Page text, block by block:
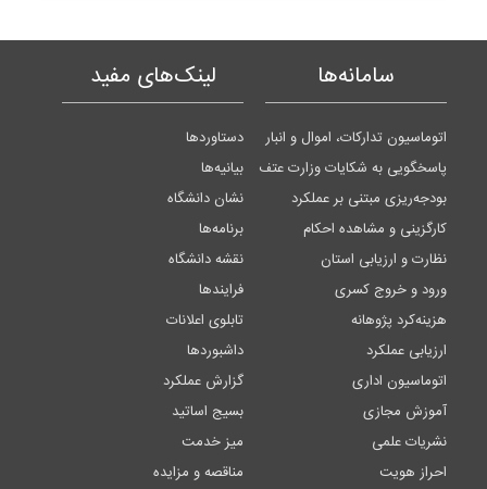
سامانه‌ها
اتوماسیون تدارکات، اموال و انبار
پاسخگویی به شکایات وزارت عتف
بودجه‌ریزی مبتنی بر عملکرد
کارگزینی و مشاهده احکام
نظارت و ارزیابی استان
ورود و خروج کسری
هزینه‌کرد پژوهانه
ارزیابی عملکرد
اتوماسیون اداری
آموزش مجازی
نشریات علمی
احراز هویت
لینک‌های مفید
دستاوردها
بیانیه‌ها
نشان دانشگاه
برنامه‌ها
نقشه دانشگاه
فرایندها
تابلوی اعلانات
داشبوردها
گزارش عملکرد
بسیج اساتید
میز خدمت
مناقصه و مزایده